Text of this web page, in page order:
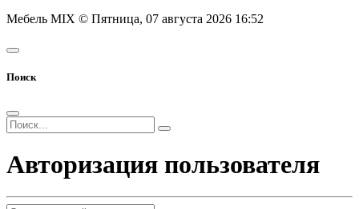
Мебель MIX © Пятница, 07 августа 2026 16:52
Поиск
Авторизация пользователя